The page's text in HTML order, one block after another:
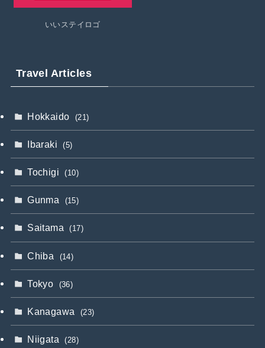
いいステイロゴ
Travel Articles
Hokkaido (21)
Ibaraki (5)
Tochigi (10)
Gunma (15)
Saitama (17)
Chiba (14)
Tokyo (36)
Kanagawa (23)
Niigata (28)